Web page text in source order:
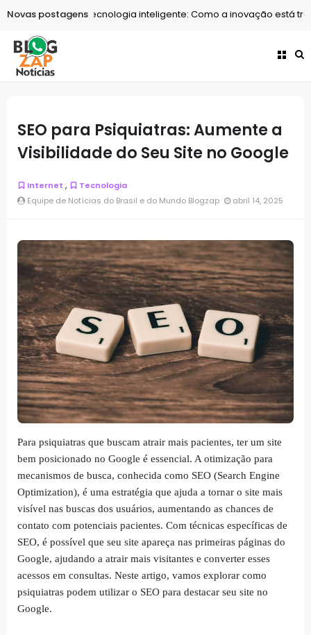
Tecnologia Tecnologia inteligente: Como a inovação está
Novas postagens
SEO para Psiquiatras: Aumente a
Visibilidade do Seu Site no Google
Internet ,
Tecnologia
Equipe de Notícias do Brasil e do Mundo Blogzap
abril 14, 2025
Para psiquiatras que buscam atrair mais pacientes, ter um site
bem posicionado no Google é essencial. A otimização para
mecanismos de busca, conhecida como SEO (Search Engine
Optimization), é uma estratégia que ajuda a tornar o site mais
visível nas buscas dos usuários, aumentando as chances de
contato com potenciais pacientes. Com técnicas específicas de
SEO, é possível que seu site apareça nas primeiras páginas do
Google, ajudando a atrair mais visitantes e converter esses
acessos em consultas. Neste artigo, vamos explorar como
psiquiatras podem utilizar o SEO para destacar seu site no
Google.